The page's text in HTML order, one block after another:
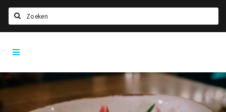
Home
Agenda
Deals
Party pics
App